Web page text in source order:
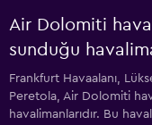
Air Dolomiti
sunduğu
Frankfurt Havaalanı,
Peretola, Air Dolomiti
havalimanlarıdır. Bu